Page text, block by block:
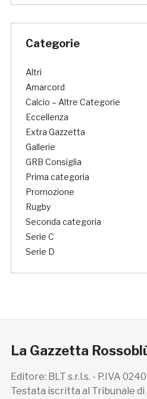
Categorie
Altri
Amarcord
Calcio – Altre Categorie
Eccellenza
Extra Gazzetta
Gallerie
GRB Consiglia
Prima categoria
Promozione
Rugby
Seconda categoria
Serie C
Serie D
La Gazzetta
Editore: BLT s.r.l.s. - P.IVA
Testata iscritta al Tribunale di